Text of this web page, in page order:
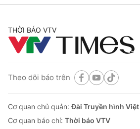
THỜI BÁO VTV
Theo dõi báo trên
Cơ quan chủ quản:Đài Truyền hình Việt
Cơ quan báo chí: Thời báo VTV